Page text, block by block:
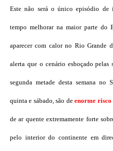
Este não será o único episódio de
tempo melhorar na maior parte do
aparecer com calor no Rio Grande
alerta que o cenário esboçado pelas
segunda metade desta semana no
quinta e sábado, são deenorme risco
de ar quente extremamente forte
pelo interior do continente em